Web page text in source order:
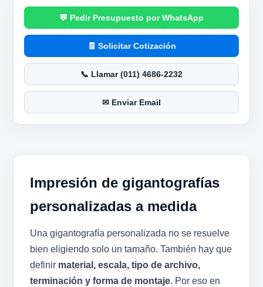
Pedir Presupuesto por WhatsApp
Solicitar Cotización
Llamar (011) 4686-2232
Enviar Email
Impresión de gigantografías
personalizadas a medida
Una gigantografía personalizada no se resuelve
bien eligiendo solo un tamaño. También hay que
definir material, escala, tipo de archivo,
terminación y forma de montaje. Por eso en